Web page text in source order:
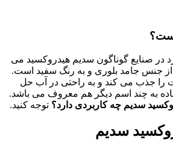
در صنایع گوناگون سدیم هیدروکسید می
جنس جامد بلوری و به رنگ سفید است.
را جذب می کند و به راحتی در آب حل
به چند اسم دیگر هم معروف می باشد.
سدیم چه کاربردی دارد؟ توجه کنید.
سدیم